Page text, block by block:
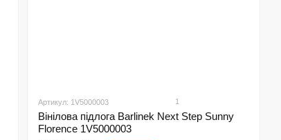
Артикул: 1V5000003 1
Вінілова підлога Barlinek Next Step Sunny
Florence 1V5000003